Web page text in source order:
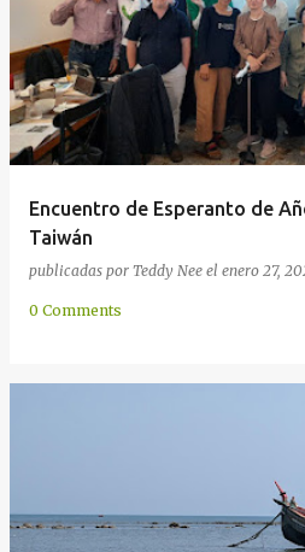
Encuentro de Esperanto de
Taiwán
publicadas por Teddy Nee el enero 27,
0 Comments